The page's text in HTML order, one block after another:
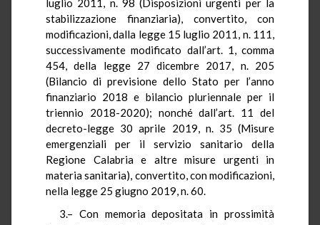
luglio 2011, n. 98 (Disposizioni urgenti per la
stabilizzazione finanziaria), convertito, con
modificazioni, dalla legge 15 luglio 2011, n. 111,
successivamente modificato dall’art. 1, comma
454, della legge 27 dicembre 2017, n. 205
(Bilancio di previsione dello Stato per l’anno
finanziario 2018 e bilancio pluriennale per il
triennio 2018-2020); nonché dall’art. 11 del
decreto-legge 30 aprile 2019, n. 35 (Misure
emergenziali per il servizio sanitario della
Regione Calabria e altre misure urgenti in
materia sanitaria), convertito, con modificazioni,
nella legge 25 giugno 2019, n. 60.
3.– Con memoria depositata in prossimità